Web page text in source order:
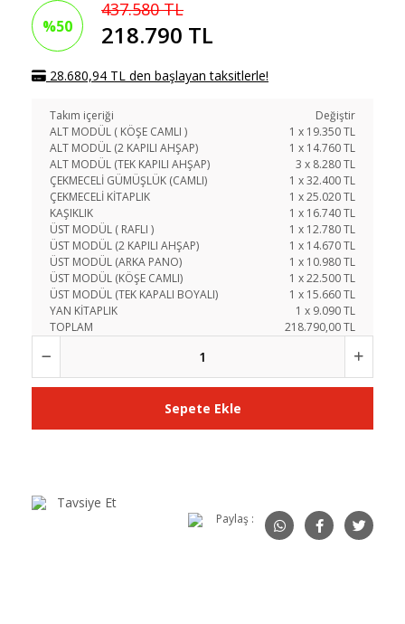
%50
437.580 TL
218.790 TL
28.680,94 TL den başlayan taksitlerle!
Takım içeriği
Değiştir
ALT MODÜL ( KÖŞE CAMLI )
1 x 19.350TL
ALT MODÜL (2 KAPILI AHŞAP)
1 x 14.760TL
ALT MODÜL (TEK KAPILI AHŞAP)
3 x 8.280TL
ÇEKMECELİ GÜMÜŞLÜK (CAMLI)
1 x32.400TL
ÇEKMECELİ KİTAPLIK
1 x25.020TL
KAŞIKLIK
1 x 16.740TL
ÜST MODÜL ( RAFLI )
1 x 12.780TL
ÜST MODÜL (2 KAPILI AHŞAP)
1 x 14.670TL
ÜST MODÜL (ARKA PANO)
1 x 10.980TL
ÜST MODÜL (KÖŞE CAMLI)
1 x22.500TL
ÜST MODÜL (TEK KAPALI BOYALI)
1 x 15.660TL
YAN KİTAPLIK
1 x 9.090TL
TOPLAM
218.790,00 TL
Sepete Ekle
Tavsiye Et
Paylaş :